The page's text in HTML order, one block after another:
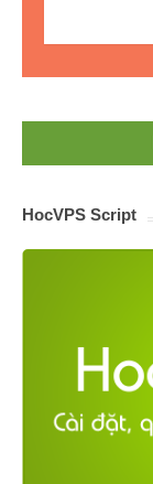
HocVPS Script